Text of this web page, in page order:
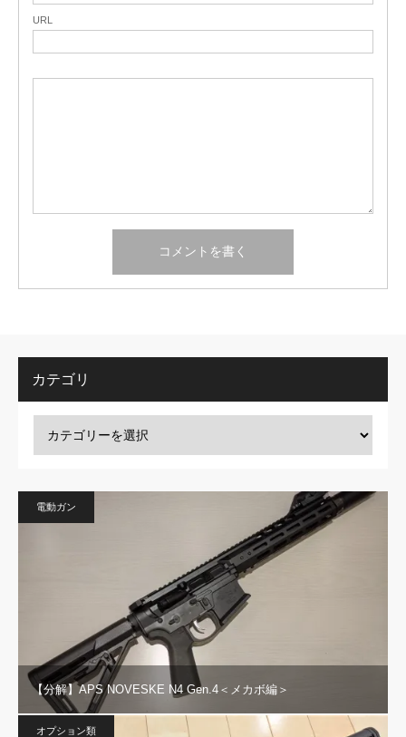
URL
カテゴリ
電動ガン
【分解】APS NOVESKE N4 Gen.4＜メカボ編＞
オプション類